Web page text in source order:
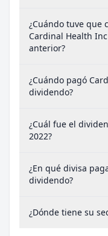
¿Cuándo tuve que
Cardinal Health
anterior?
¿Cuándo pagó
dividendo?
¿Cuál fue el
2022?
¿En qué divisa
dividendo?
¿Dónde tiene su